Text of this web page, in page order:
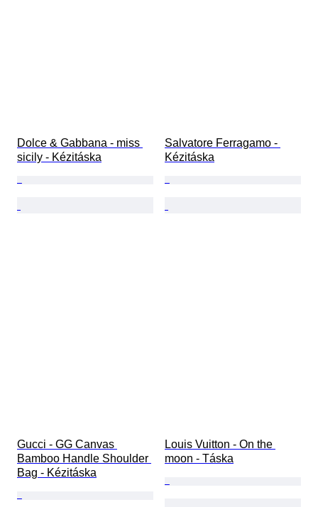
Dolce & Gabbana - miss
sicily - Kézitáska
Salvatore Ferragamo -
Kézitáska
Gucci - GG Canvas
Bamboo Handle Shoulder
Bag - Kézitáska
Louis Vuitton - On the
moon - Táska